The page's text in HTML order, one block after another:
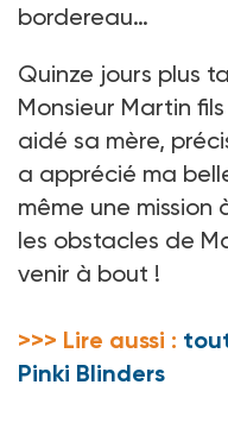
bordereau…
Quinze jours plus
Monsieur Martin
aidé sa mère,
a apprécié ma
même une
les obstacles de
venir à bout !
>>> Lire aussi :
Pinki Blinders